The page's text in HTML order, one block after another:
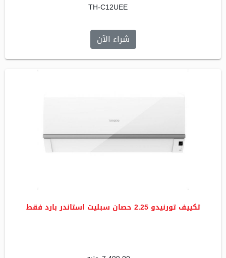
TH-C12UEE
شراء الآن
تكييف تورنيدو 2.25 حصان سبليت استاندر بارد فقط